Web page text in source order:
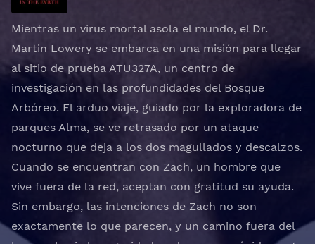
Mientras un virus mortal asola el mundo, el Dr.
Martin Lowery se embarca en una misión para llegar
al sitio de prueba ATU327A, un centro de
investigación en las profundidades del Bosque
Arbóreo. El arduo viaje, guiado por la exploradora de
parques Alma, se ve retrasado por un ataque
nocturno que deja a los dos magullados y descalzos.
Cuando se encuentran con Zach, un hombre que
vive fuera de la red, aceptan con gratitud su ayuda.
Sin embargo, las intenciones de Zach no son
exactamente lo que parecen, y un camino fuera del